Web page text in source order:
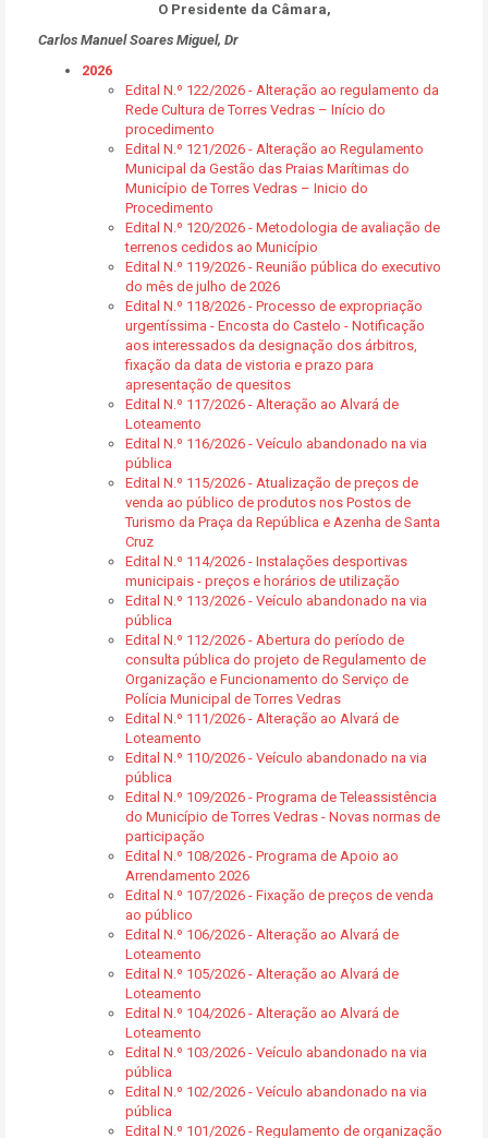
O Presidente da Câmara,
Carlos Manuel Soares Miguel, Dr
2026
Edital N.º 122/2026 - Alteração ao regulamento da
Rede Cultura de Torres Vedras – Início do
procedimento
Edital N.º 121/2026 - Alteração ao Regulamento
Municipal da Gestão das Praias Marítimas do
Município de Torres Vedras – Inicio do
Procedimento
Edital N.º 120/2026 - Metodologia de avaliação de
terrenos cedidos ao Município
Edital N.º 119/2026 - Reunião pública do executivo
do mês de julho de 2026
Edital N.º 118/2026 - Processo de expropriação
urgentíssima - Encosta do Castelo - Notificação
aos interessados da designação dos árbitros,
fixação da data de vistoria e prazo para
apresentação de quesitos
Edital N.º 117/2026 - Alteração ao Alvará de
Loteamento
Edital N.º 116/2026 - Veículo abandonado na via
pública
Edital N.º 115/2026 - Atualização de preços de
venda ao público de produtos nos Postos de
Turismo da Praça da República e Azenha de Santa
Cruz
Edital N.º 114/2026 - Instalações desportivas
municipais - preços e horários de utilização
Edital N.º 113/2026 - Veículo abandonado na via
pública
Edital N.º 112/2026 - Abertura do período de
consulta pública do projeto de Regulamento de
Organização e Funcionamento do Serviço de
Polícia Municipal de Torres Vedras
Edital N.º 111/2026 - Alteração ao Alvará de
Loteamento
Edital N.º 110/2026 - Veículo abandonado na via
pública
Edital N.º 109/2026 - Programa de Teleassistência
do Município de Torres Vedras - Novas normas de
participação
Edital N.º 108/2026 - Programa de Apoio ao
Arrendamento 2026
Edital N.º 107/2026 - Fixação de preços de venda
ao público
Edital N.º 106/2026 - Alteração ao Alvará de
Loteamento
Edital N.º 105/2026 - Alteração ao Alvará de
Loteamento
Edital N.º 104/2026 - Alteração ao Alvará de
Loteamento
Edital N.º 103/2026 - Veículo abandonado na via
pública
Edital N.º 102/2026 - Veículo abandonado na via
pública
Edital N.º 101/2026 - Regulamento de organização